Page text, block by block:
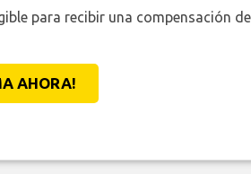
para recibir una compensación
AHORA!